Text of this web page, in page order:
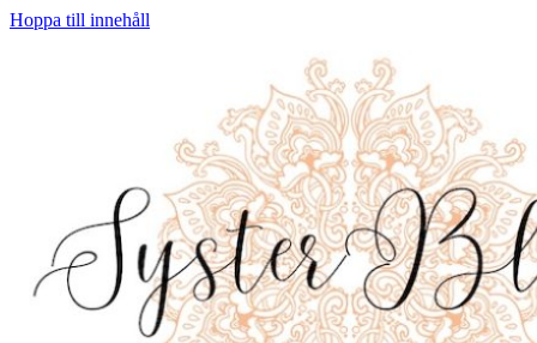
Hoppa till innehåll